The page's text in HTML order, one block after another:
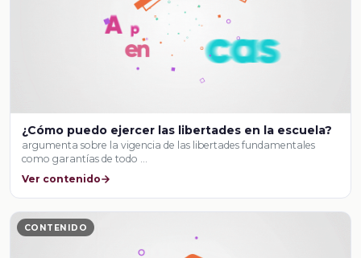
¿Cómo puedo ejercer las libertades en la escuela?
argumenta sobre la vigencia de las libertades fundamentales
como garantías de todo …
Ver contenido
CONTENIDO